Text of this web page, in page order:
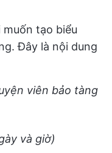
tạo biểu
Đây là nội dung
viên bảo tàng
và giờ)